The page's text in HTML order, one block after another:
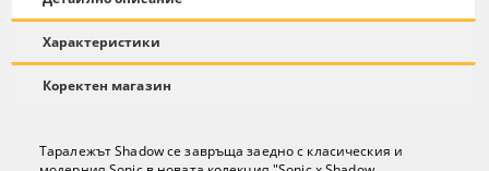
Характеристики
Коректен магазин
Таралежът Shadow се завръща заедно с класическия и